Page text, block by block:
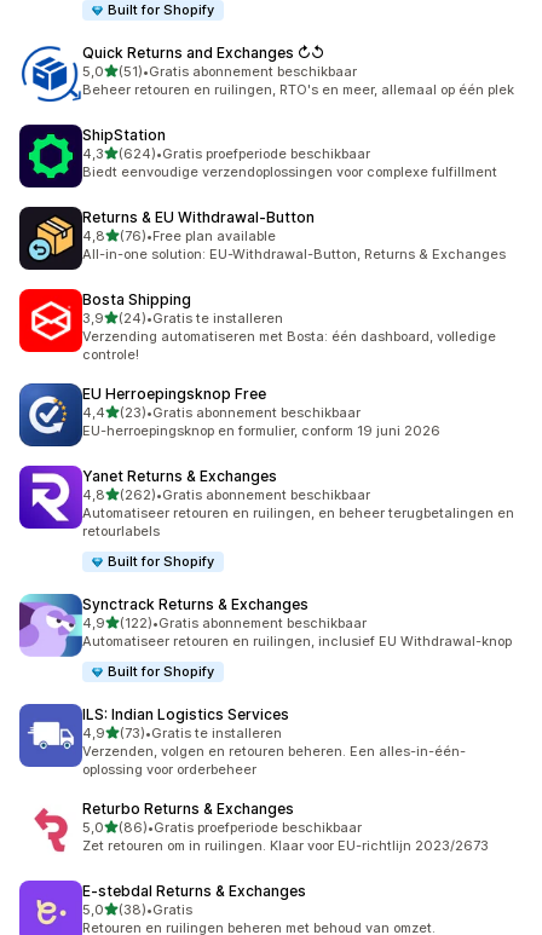
Built for Shopify
Quick Returns and Exchanges ↻↺
5,0van 5 sterren
(51)
51 recensies in totaal
•Gratis abonnement beschikbaar
Beheer retouren en ruilingen, RTO's en meer, allemaal op één plek
ShipStation
4,3van 5 sterren
(624)
624 recensies in totaal
•Gratis proefperiode beschikbaar
Biedt eenvoudige verzendoplossingen voor complexe fulfillment
Returns & EU Withdrawal‑Button
4,8van 5 sterren
(76)
76 recensies in totaal
•Free plan available
All-in-one solution: EU-Withdrawal-Button, Returns & Exchanges
Bosta Shipping
3,9van 5 sterren
(24)
24 recensies in totaal
•Gratis te installeren
Verzending automatiseren met Bosta: één dashboard, volledige
controle!
EU Herroepingsknop Free
4,4van 5 sterren
(23)
23 recensies in totaal
•Gratis abonnement beschikbaar
EU-herroepingsknop en formulier, conform 19 juni 2026
Yanet Returns & Exchanges
4,8van 5 sterren
(262)
262 recensies in totaal
•Gratis abonnement beschikbaar
Automatiseer retouren en ruilingen, en beheer terugbetalingen en
retourlabels
Built for Shopify
Synctrack Returns & Exchanges
4,9van 5 sterren
(122)
122 recensies in totaal
•Gratis abonnement beschikbaar
Automatiseer retouren en ruilingen, inclusief EU Withdrawal-knop
Built for Shopify
ILS: Indian Logistics Services
4,9van 5 sterren
(73)
73 recensies in totaal
•Gratis te installeren
Verzenden, volgen en retouren beheren. Een alles-in-één-
oplossing voor orderbeheer
Returbo Returns & Exchanges
5,0van 5 sterren
(86)
86 recensies in totaal
•Gratis proefperiode beschikbaar
Zet retouren om in ruilingen. Klaar voor EU-richtlijn 2023/2673
E‑stebdal Returns & Exchanges
5,0van 5 sterren
(38)
38 recensies in totaal
•Gratis
Retouren en ruilingen beheren met behoud van omzet.